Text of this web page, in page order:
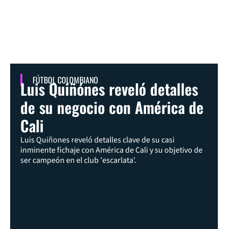
FÚTBOL COLOMBIANO
Luis Quiñónes reveló detalles
de su negocio con América de
Cali
Luis Quiñones reveló detalles clave de su casi
inminente fichaje con América de Cali y su objetivo de
ser campeón en el club 'escarlata'.